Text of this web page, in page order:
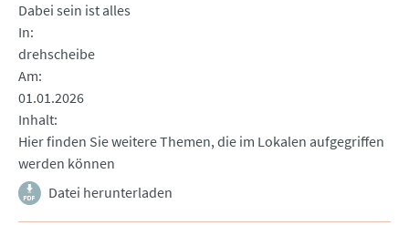
Dabei sein ist alles
In
drehscheibe
Am
01.01.2026
Inhalt
Hier finden Sie weitere Themen, die im Lokalen aufgegriffen
werden können
Datei herunterladen